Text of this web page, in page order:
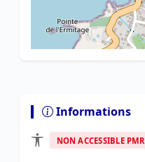
Informations
NON ACCESSIBLE PMR